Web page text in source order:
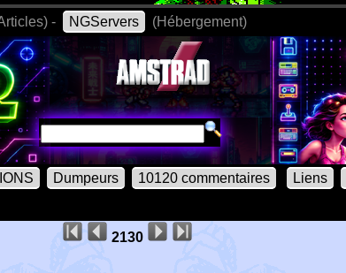
- NGServers (Hébergement)
Dumpeurs 10120 commentaires Liens
2130